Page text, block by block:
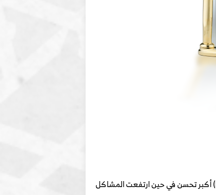
نظام المعلومات والترفيه يتزايد بشكل ملحوظ: من بين فئات المشاكل، سجل نظام المعلومات والترفيه (-4.2 PP100) أكبر تحسن في حين ارتفعت المشاكل